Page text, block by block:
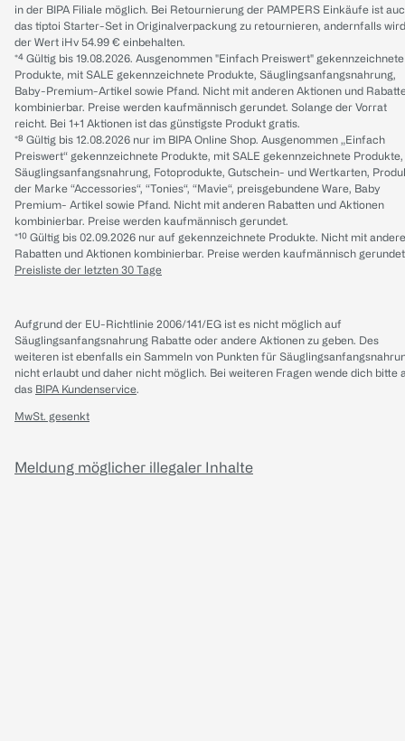
in der BIPA Filiale möglich. Bei Retournierung der PAMPERS Einkäufe ist
das tiptoi Starter-Set in Originalverpackung zu retournieren, andernfalls wird
der Wert iHv 54.99 € einbehalten.
*⁴ Gültig bis 19.08.2026. Ausgenommen "Einfach Preiswert" gekennzeichnete
Produkte, mit SALE gekennzeichnete Produkte, Säuglingsanfangsnahrung,
Baby-Premium-Artikel sowie Pfand. Nicht mit anderen Aktionen und
kombinierbar. Preise werden kaufmännisch gerundet. Solange der Vorrat
reicht. Bei 1+1 Aktionen ist das günstigste Produkt gratis.
*⁸ Gültig bis 12.08.2026 nur im BIPA Online Shop. Ausgenommen „Einfach
Preiswert“ gekennzeichnete Produkte, mit SALE gekennzeichnete Produkte,
Säuglingsanfangsnahrung, Fotoprodukte, Gutschein- und Wertkarten,
der Marke “Accessories“, “Tonies“, “Mavie“, preisgebundene Ware, Baby
Premium- Artikel sowie Pfand. Nicht mit anderen Rabatten und Aktionen
kombinierbar. Preise werden kaufmännisch gerundet.
*¹⁰ Gültig bis 02.09.2026 nur auf gekennzeichnete Produkte. Nicht mit
Rabatten und Aktionen kombinierbar. Preise werden kaufmännisch
Preisliste der letzten 30 Tage
Aufgrund der EU-Richtlinie 2006/141/EG ist es nicht möglich auf
Säuglingsanfangsnahrung Rabatte oder andere Aktionen zu geben. Des
weiteren ist ebenfalls ein Sammeln von Punkten für
nicht erlaubt und daher nicht möglich. Bei weiteren Fragen wende dich bitte
das BIPA Kundenservice.
MwSt. gesenkt
Meldung möglicher illegaler Inhalte